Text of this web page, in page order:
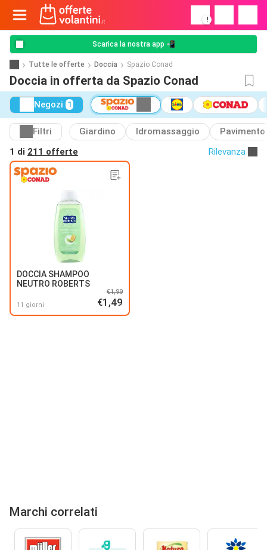
!
Scarica la nostra app 📲
Tutte le offerte Doccia Spazio Conad
Doccia in offerta da Spazio Conad
Negozi 1
Filtri Giardino Idromassaggio
Pavimento
1 di 211 offerte Rilevanza
DOCCIA SHAMPOO
NEUTRO ROBERTS
11 giorni
€1,99
€1,49
Marchi correlati